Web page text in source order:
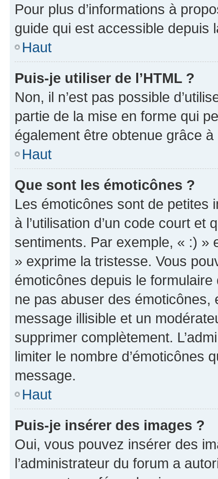
Pour plus d’informations à
guide qui est accessible depuis
Haut
Puis-je utiliser de l’HTML ?
Non, il n’est pas possible
partie de la mise en forme qui
également être obtenue grâce à
Haut
Que sont les émoticônes ?
Les émoticônes sont de petites
à l’utilisation d’un code court et
sentiments. Par exemple, « :) »
» exprime la tristesse. Vous
émoticônes depuis le
ne pas abuser des
message illisible et un
supprimer complètement.
limiter le nombre d’émoticônes
message.
Haut
Puis-je insérer des images ?
Oui, vous pouvez insérer des
l’administrateur du forum a